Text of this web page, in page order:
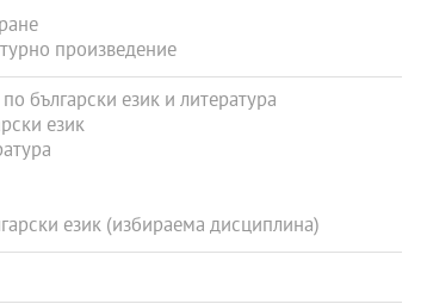
произведение
български език и литература
език
език (избираема дисциплина)